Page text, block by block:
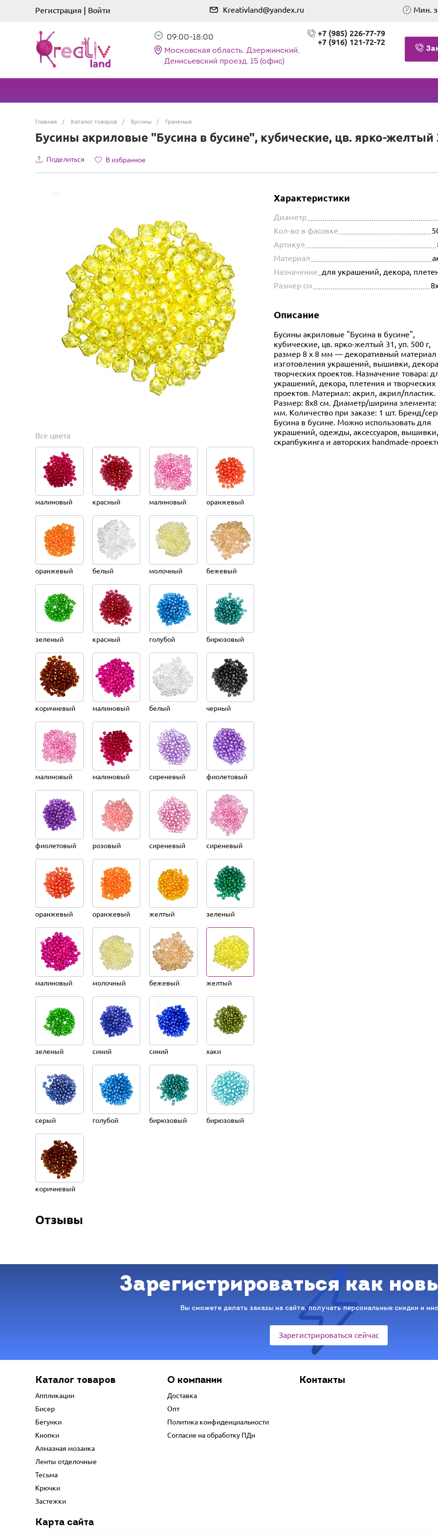
Регистрация | Войти Kreativland@yandex.ru Мин.
09:00-18:00
Московская область, Дзержинский,
Денисьевский проезд, 15 (офис)
+7 (985) 226-77-79
+7 (916) 121-72-72
Главная / Каталог товаров / Бусины / Граненые
Бусины акриловые "Бусина в бусине", кубические, цв. ярко-желтый
Поделиться В избранное
Все цвета
малиновый красный малиновый оранжевый
оранжевый белый молочный бежевый
зеленый красный голубой бирюзовый
коричневый малиновый белый черный
малиновый малиновый сиреневый фиолетовый
фиолетовый розовый сиреневый сиреневый
оранжевый оранжевый желтый зеленый
малиновый молочный бежевый желтый
зеленый синий синий хаки
серый голубой бирюзовый бирюзовый
коричневый
Характеристики
Диаметр
Кол-во в фасовке
Артикул
Материал
Назначение для украшений, декора,
Размер см
Описание
Бусины акриловые "Бусина в бусине",
кубические, цв. ярко-желтый 31, уп. 500 г,
размер 8 х 8 мм — декоративный
изготовления украшений, вышивки,
творческих проектов. Назначение товара:
украшений, декора, плетения и творческих
проектов. Материал: акрил, акрил/пластик.
Размер: 8x8 см. Диаметр/ширина элемента:
мм. Количество при заказе: 1 шт. Бренд/
Бусина в бусине. Можно использовать для
украшений, одежды, аксессуаров, вышивки,
скрапбукинга и авторских handmade-
Отзывы
Зарегистрироваться как
Вы сможете делать заказы на сайте, получать персональные скидки и
Зарегистрироваться сейчас
Каталог товаров
Аппликации
Бисер
Бегунки
Кнопки
Алмазная мозаика
Ленты отделочные
Тесьма
Крючки
Застежки
О компании
Доставка
Опт
Политика конфиденциальности
Согласие на обработку ПДн
Контакты
Карта сайта